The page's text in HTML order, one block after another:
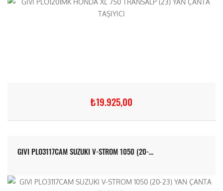
₺19.925,00
GIVI PLO3117CAM SUZUKI V-STROM 1050 (20-...